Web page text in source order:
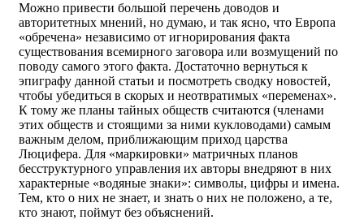
Можно привести большой перечень доводов и
авторитетных мнений, но думаю, и так ясно, что Европа
«обречена» независимо от игнорирования факта
существования всемирного заговора или возмущений по
поводу самого этого факта. Достаточно вернуться к
эпиграфу данной статьи и посмотреть сводку новостей,
чтобы убедиться в скорых и неотвратимых «переменах».
К тому же планы тайных обществ считаются (членами
этих обществ и стоящими за ними кукловодами) самым
важным делом, приближающим приход царства
Люцифера. Для «маркировки» матричных планов
бесструктурного управления их авторы внедряют в них
характерные «водяные знаки»: символы, цифры и имена.
Тем, кто о них не знает, и знать о них не положено, а те,
кто знают, поймут без объяснений.